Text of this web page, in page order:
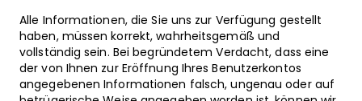
Alle Informationen, die Sie uns zur Verfügung gestellt
haben, müssen korrekt, wahrheitsgemäß und
vollständig sein. Bei begründetem Verdacht, dass eine
der von Ihnen zur Eröffnung Ihres Benutzerkontos
angegebenen Informationen falsch, ungenau oder auf